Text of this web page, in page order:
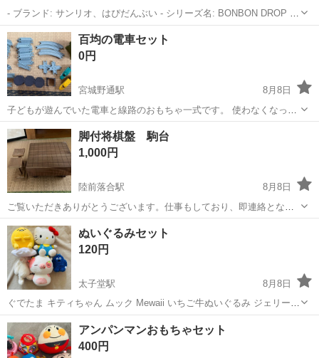
- ブランド: サンリオ、はぴだんぶい - シリーズ名: BONBON DROP ・
ご覧いただきありがとうございます。 正規品です。 自宅保管であるこ
とをご理解いただける方のみお取り引きお願いします。 ・中身すり替
え防止...
宮城 仙台市 泉中央駅 おもちゃ
百均の電車セット
0円
宮城野通駅
8月8日
子どもが遊んでいた電車と線路のおもちゃ一式です。 使わなくなった
ため、無料でお譲りします。 写真に写っているものが全てです。 線路
は組み合わせると、写真のようにかなり大きなコースを作ることがで
きます。 電車は緑と黄色の2...
宮城 仙台市 宮城野通駅 おもちゃ
脚付将棋盤 駒台
1,000円
陸前落合駅
8月8日
ご覧いただきありがとうございます。仕事もしており、即連絡となら
ない場合もあるかと思います。それでも迅速かつ安心してお取引でき
ますよう、注意して参ります。どうぞよろしくお願いいたします。
【お渡し】 現地お引き渡しです。...
宮城 仙台市 陸前落合駅 囲碁、将棋、麻雀
ぬいぐるみセット
120円
太子堂駅
8月8日
ぐでたま キティちゃん ムック Mewaii いちご牛ぬいぐるみ ジェリーキ
ャット（Jellycat） バシュフルバニー（Bashful Bunny） 素人保管ご了
承いただける方、 ご検討よろしくお願いいたします。
宮城 仙台市 太子堂駅 おもちゃ ぐでたま
アンパンマンおもちゃセット
400円